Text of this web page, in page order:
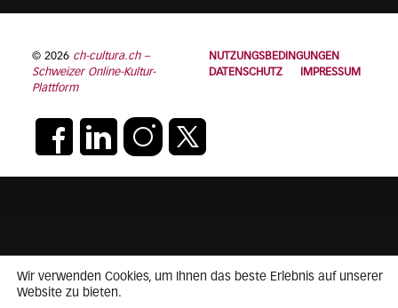
© 2026 ch-cultura.ch –
Schweizer Online-Kultur-
Plattform
NUTZUNGSBEDINGUNGEN
DATENSCHUTZ
IMPRESSUM
Wir verwenden Cookies, um Ihnen das beste Erlebnis auf unserer
Website zu bieten.